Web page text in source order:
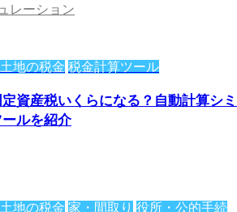
レーション
地の税金 税金計算ツール
資産税いくらになる？自動計算シミ
ルを紹介
地の税金 家・間取り 役所・公的手続